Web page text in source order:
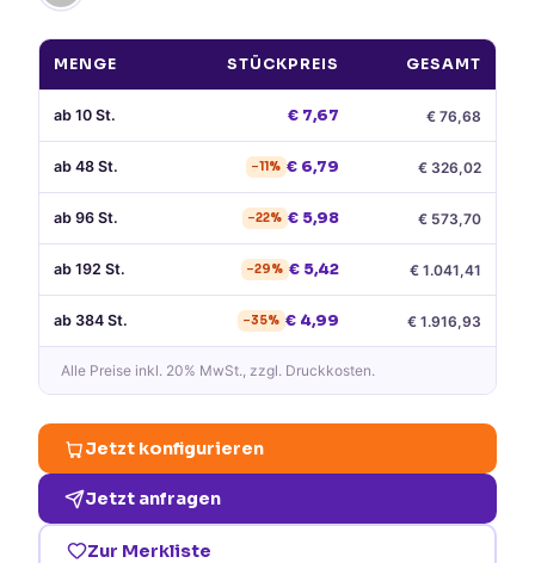
MENGE STÜCKPREIS GESAMT
ab 10 St. € 7,67 € 76,68
ab 48 St. −11% € 6,79 € 326,02
ab 96 St. −22% € 5,98 € 573,70
ab 192 St. −29% € 5,42 € 1.041,41
ab 384 St. −35% € 4,99 € 1.916,93
Alle Preise inkl. 20% MwSt., zzgl. Druckkosten.
Jetzt konfigurieren
Jetzt anfragen
Zur Merkliste